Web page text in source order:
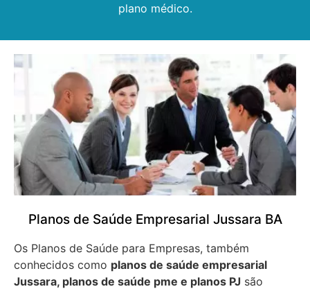
plano médico.
Planos de Saúde Empresarial Jussara BA
Os Planos de Saúde para Empresas, também
conhecidos como planos de saúde empresarial
Jussara, planos de saúde pme e planos PJ são